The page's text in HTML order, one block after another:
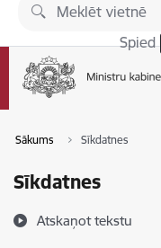
Pāriet uz lapas saturu
Spied
Sākums Sīkdatnes
Sīkdatnes
Atskaņot tekstu